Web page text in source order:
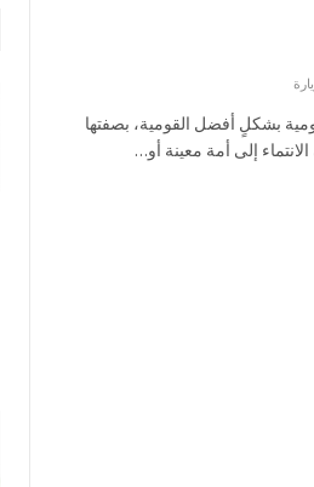
بشكلٍ أفضل القومية، بصفتها
إلى أمة معينة أو…